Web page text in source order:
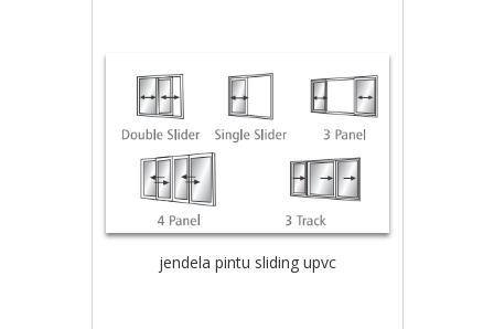
jendela pintu sliding upvc